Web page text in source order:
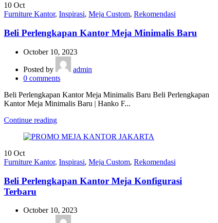
10 Oct
Furniture Kantor, Inspirasi, Meja Custom, Rekomendasi
Beli Perlengkapan Kantor Meja Minimalis Baru
October 10, 2023
Posted by
admin
0 comments
Beli Perlengkapan Kantor Meja Minimalis Baru Beli Perlengkapan
Kantor Meja Minimalis Baru | Hanko F...
Continue reading
10 Oct
Furniture Kantor, Inspirasi, Meja Custom, Rekomendasi
Beli Perlengkapan Kantor Meja Konfigurasi
Terbaru
October 10, 2023